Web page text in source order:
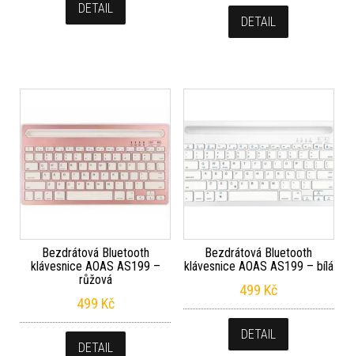
DETAIL
DETAIL
Bezdrátová Bluetooth
klávesnice AOAS AS199 –
růžová
499 Kč
DETAIL
Bezdrátová Bluetooth
klávesnice AOAS AS199 – bílá
499 Kč
DETAIL